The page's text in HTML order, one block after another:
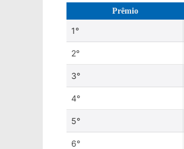
Prêmio
1°
2°
3°
4°
5°
6°